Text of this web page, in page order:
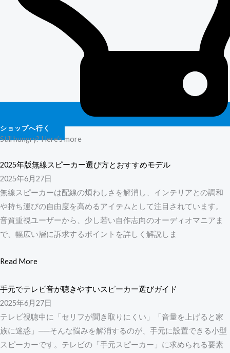
ショップへ行く
Still hungry? Here’s more
2025年版無線スピーカー選び方とおすすめモデル
2025年6月27日
無線スピーカーは配線の煩わしさを解消し、インテリアとの調和
や持ち運びの自由度を高めるアイテムとして注目されています。
音質重視ユーザーから、少し若い自作志向のオーディオマニアま
で、幅広い層に訴求するポイントを詳しく解説しま
Read More
手元でテレビ音が聴きやすいスピーカー選びガイド
2025年6月27日
テレビ視聴中に「セリフが聞き取りにくい」「音量を上げると家
族に迷惑」──そんな悩みを解消するのが、手元に設置できる小型
スピーカーです。テレビの「手元スピーカー」に求められる要素